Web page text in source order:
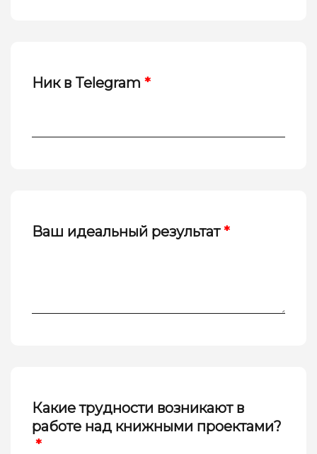
Ник в Telegram *
Ваш идеальный результат *
Какие трудности возникают в
работе над книжными проектами?
*